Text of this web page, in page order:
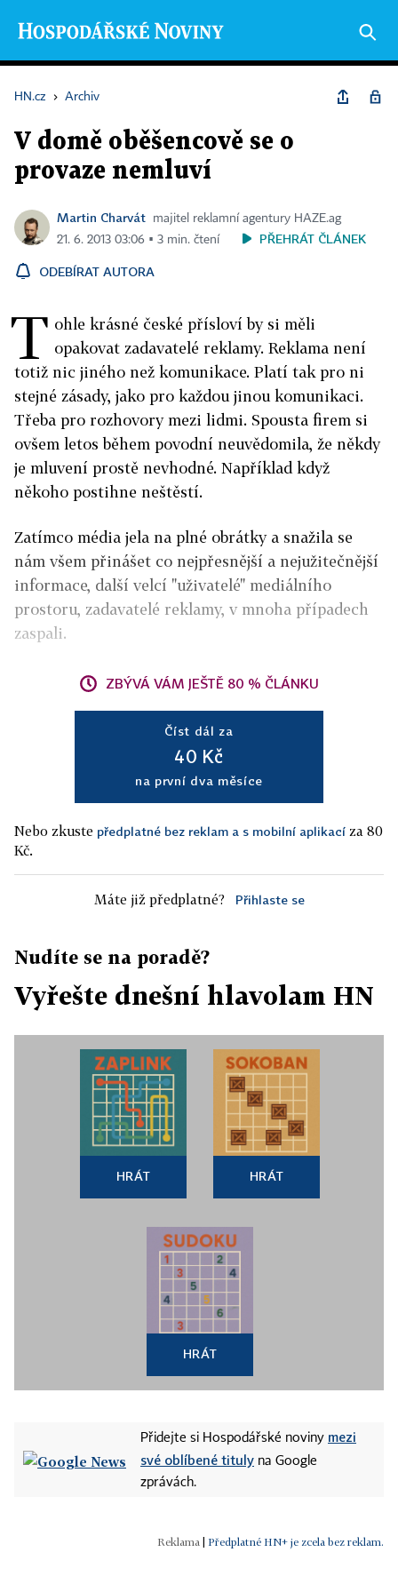
HN.cz › Archiv
V domě oběšencově se o
provaze nemluví
Martin Charvát
majitel reklamní agentury HAZE.ag
21. 6. 2013 03:06 ▪ 3 min. čtení
PŘEHRÁT ČLÁNEK
ODEBÍRAT AUTORA
T ohle krásné české přísloví by si měli
opakovat zadavatelé reklamy. Reklama není
totiž nic jiného než komunikace. Platí tak pro ni
stejné zásady, jako pro každou jinou komunikaci.
Třeba pro rozhovory mezi lidmi. Spousta firem si
ovšem letos během povodní neuvědomila, že někdy
je mluvení prostě nevhodné. Například když
někoho postihne neštěstí.
Zatímco média jela na plné obrátky a snažila se
nám všem přinášet co nejpřesnější a nejužitečnější
informace, další velcí "uživatelé" mediálního
prostoru, zadavatelé reklamy, v mnoha případech
zaspali.
ZBÝVÁ VÁM JEŠTĚ 80 % ČLÁNKU
Číst dál za
40 Kč
na první dva měsíce
Nebo zkuste předplatné bez reklam a s mobilní aplikací za 80
Kč.
Máte již předplatné? Přihlaste se
Nudíte se na poradě?
Vyřešte dnešní hlavolam HN
HRÁT HRÁT
HRÁT
Přidejte si Hospodářské noviny mezi
své oblíbené tituly na Google
zprávách.
Předplatné HN+ je zcela bez reklam.